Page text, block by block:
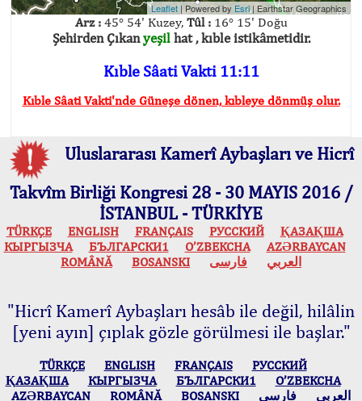
Leaflet | Powered by Esri|Earthstar Geographics
Arz :45° 54' Kuzey, Tûl :16° 15' Doğu
Şehirden Çıkanyeşilhat , kıble istikâmetidir.
Kıble Sâati Vakti 11:11
Kıble Sâati Vakti'nde Güneşe dönen, kıbleye dönmüş olur.
Uluslararası Kamerî Aybaşları ve Hicrî
Takvîm Birliği Kongresi 28 - 30 MAYIS 2016 /
İSTANBUL - TÜRKİYE
TÜRKÇE ENGLISH FRANÇAIS РУССКИЙ
ҚАЗАҚША
КЫPГЫЗЧA
БЪЛГАРСКИ1 O’ZBEKCHA
AZӘRBAYCAN
ROMÂNĂ
BOSANSKI العربي فارسی
"Hicrî Kamerî Aybaşları hesâb ile değil, hilâlin
[yeni ayın] çıplak gözle görülmesi ile başlar."
TÜRKÇE ENGLISH FRANÇAIS
РУССКИЙ
ҚАЗАҚША
КЫPГЫЗЧA БЪЛГАРСКИ1
O’ZBEKCHA
AZӘRBAYCAN
ROMÂNĂ BOSANSKI العربي فارسی